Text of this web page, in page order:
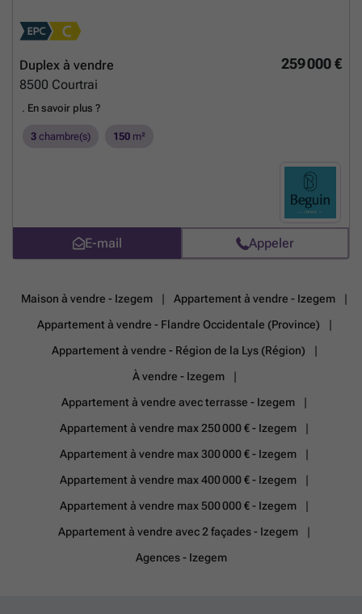
259 000 €
Duplex à vendre
8500 Courtrai
. En savoir plus ?
3 chambre(s) 150 m²
E-mail Appeler
Maison à vendre - Izegem
Appartement à vendre - Izegem
Appartement à vendre - Flandre Occidentale (Province)
Appartement à vendre - Région de la Lys (Région)
À vendre - Izegem
Appartement à vendre avec terrasse - Izegem
Appartement à vendre max 250 000 € - Izegem
Appartement à vendre max 300 000 € - Izegem
Appartement à vendre max 400 000 € - Izegem
Appartement à vendre max 500 000 € - Izegem
Appartement à vendre avec 2 façades - Izegem
Agences - Izegem